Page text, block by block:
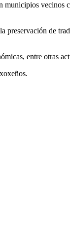
municipios vecinos
preservación de
entre otras